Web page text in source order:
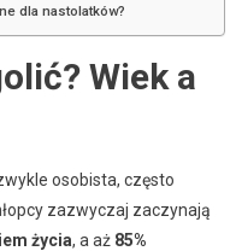
dla nastolatków?
Wiek a
osobista, często
zazwyczaj zaczynają
życia, a aż 85%